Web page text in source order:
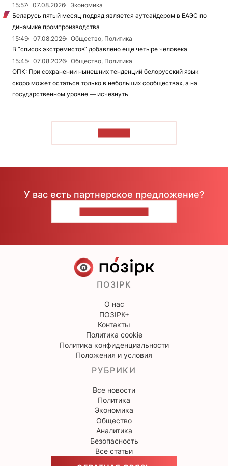
15:57
07.08.2026
Экономика
Беларусь пятый месяц подряд является аутсайдером в ЕАЭС по
динамике промпроизводства
15:49
07.08.2026
Общество, Политика
В “список экстремистов“ добавлено еще четыре человека
15:45
07.08.2026
Общество, Политика
ОПК: При сохранении нынешних тенденций белорусский язык
скоро может остаться только в небольших сообществах, а на
государственном уровне — исчезнуть
У вас есть партнерское предложение?
ПОЗІРК
О нас
ПОЗІРК+
Контакты
Политика cookie
Политика конфиденциальности
Положения и условия
РУБРИКИ
Все новости
Политика
Экономика
Общество
Аналитика
Безопасность
Все статьи